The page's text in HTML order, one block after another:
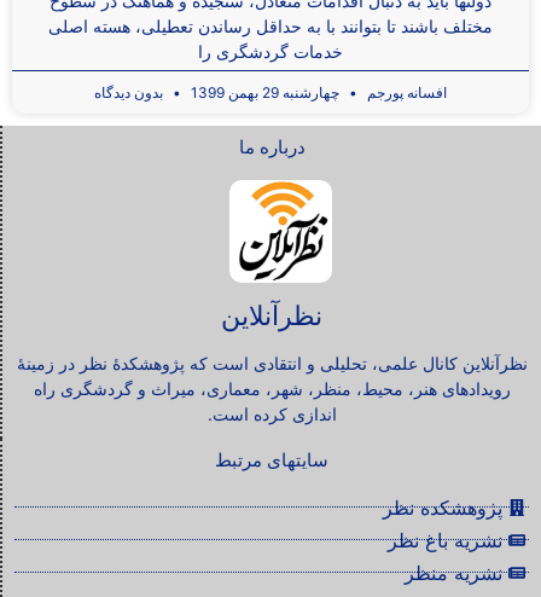
مختلف باشند تا بتوانند با به حداقل رساندن تعطیلی، هسته اصلی
خدمات گردشگری را
افسانه پورجم چهارشنبه 29 بهمن 1399 بدون دیدگاه
درباره ما
نظرآنلاین
نظرآنلاین کانال علمی، تحلیلی و انتقادی است که پژوهشکدۀ نظر در زمینۀ
رویدادهای هنر، محیط، منظر، شهر، معماری، میراث و گردشگری راه
اندازی کرده است.
سایتهای مرتبط
پژوهشکده نظر
نشریه باغ نظر
نشریه منظر